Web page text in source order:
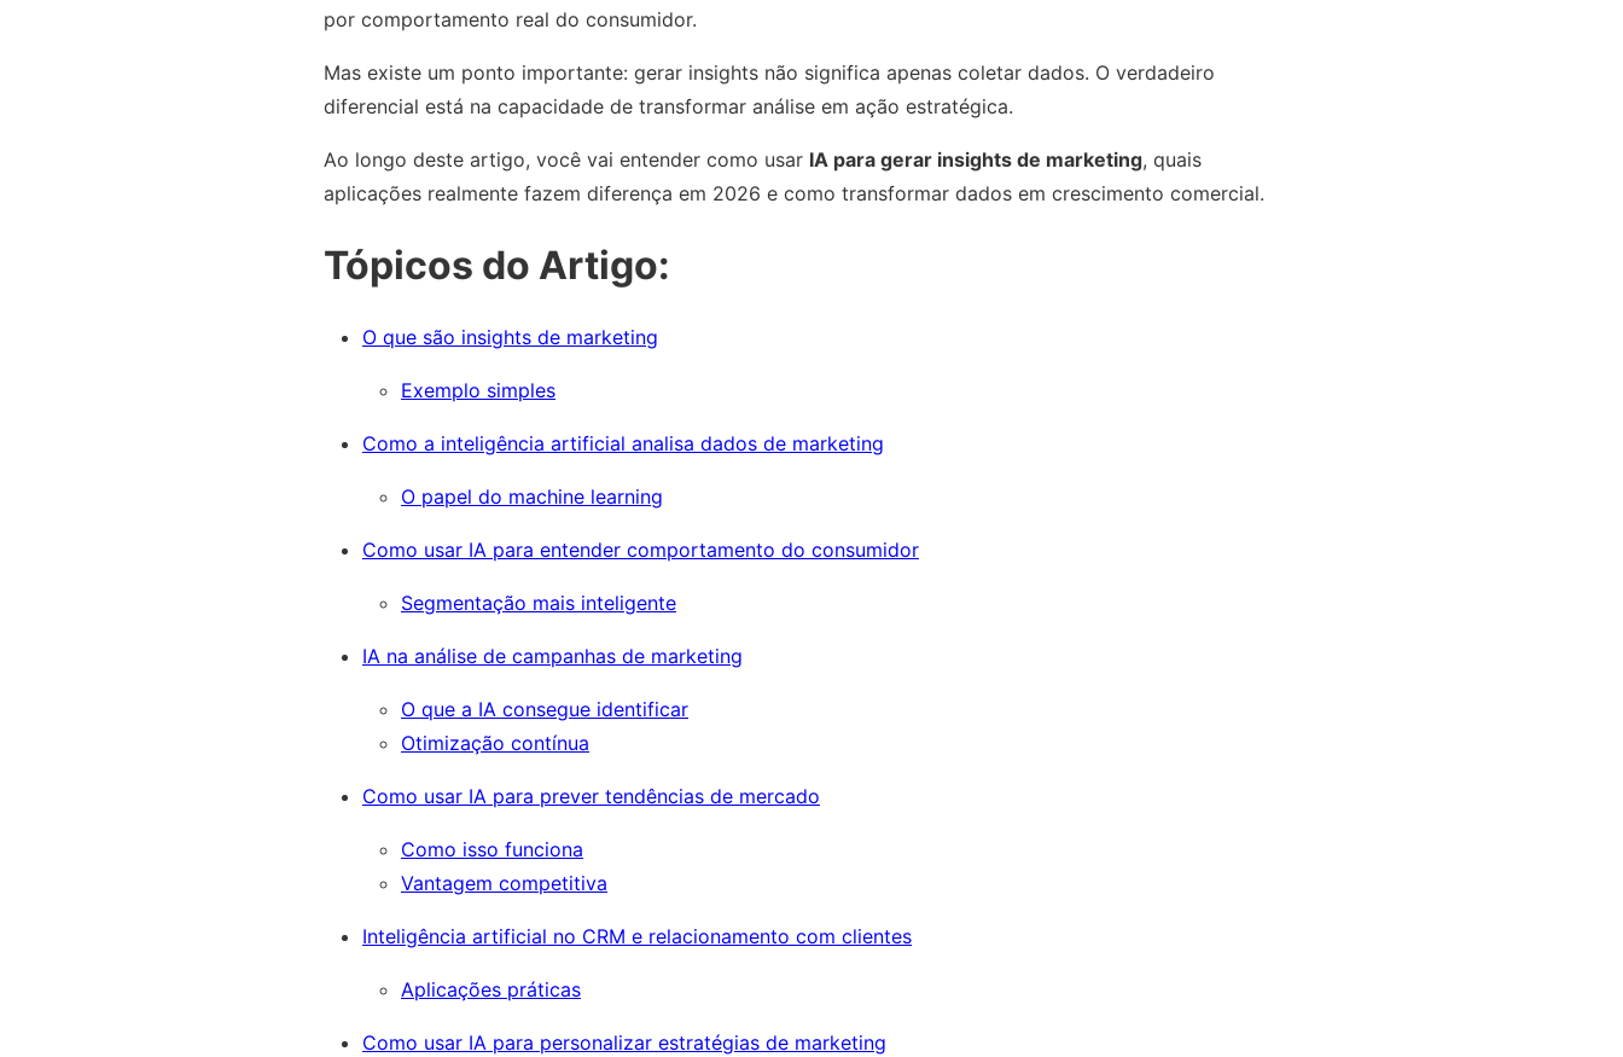
por comportamento real do consumidor.
Mas existe um ponto importante: gerar insights não significa apenas coletar dados. O verdadeiro
diferencial está na capacidade de transformar análise em ação estratégica.
Ao longo deste artigo, você vai entender como usar IA para gerar insights de marketing, quais
aplicações realmente fazem diferença em 2026 e como transformar dados em crescimento comercial.
Tópicos do Artigo:
O que são insights de marketing
Exemplo simples
Como a inteligência artificial analisa dados de marketing
O papel do machine learning
Como usar IA para entender comportamento do consumidor
Segmentação mais inteligente
IA na análise de campanhas de marketing
O que a IA consegue identificar
Otimização contínua
Como usar IA para prever tendências de mercado
Como isso funciona
Vantagem competitiva
Inteligência artificial no CRM e relacionamento com clientes
Aplicações práticas
Como usar IA para personalizar estratégias de marketing